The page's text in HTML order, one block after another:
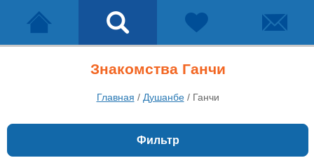
Знакомства Ганчи
Главная / Душанбе/ Ганчи
Фильтр